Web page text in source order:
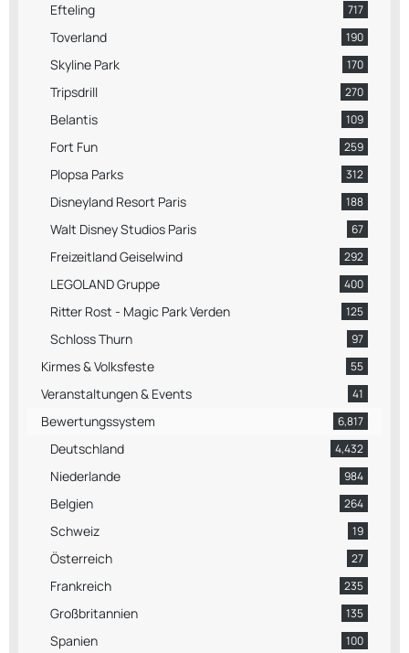
Efteling 717
Toverland 190
Skyline Park 170
Tripsdrill 270
Belantis 109
Fort Fun 259
Plopsa Parks 312
Disneyland Resort Paris 188
Walt Disney Studios Paris 67
Freizeitland Geiselwind 292
LEGOLAND Gruppe 400
Ritter Rost - Magic Park Verden 125
Schloss Thurn 97
Kirmes & Volksfeste 55
Veranstaltungen & Events 41
Bewertungssystem 6,817
Deutschland 4,432
Niederlande 984
Belgien 264
Schweiz 19
Österreich 27
Frankreich 235
Großbritannien 135
Spanien 100